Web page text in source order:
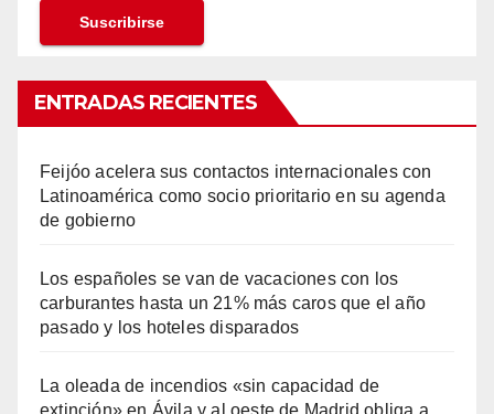
ENTRADAS RECIENTES
Feijóo acelera sus contactos internacionales con
Latinoamérica como socio prioritario en su agenda
de gobierno
Los españoles se van de vacaciones con los
carburantes hasta un 21% más caros que el año
pasado y los hoteles disparados
La oleada de incendios «sin capacidad de
extinción» en Ávila y al oeste de Madrid obliga a